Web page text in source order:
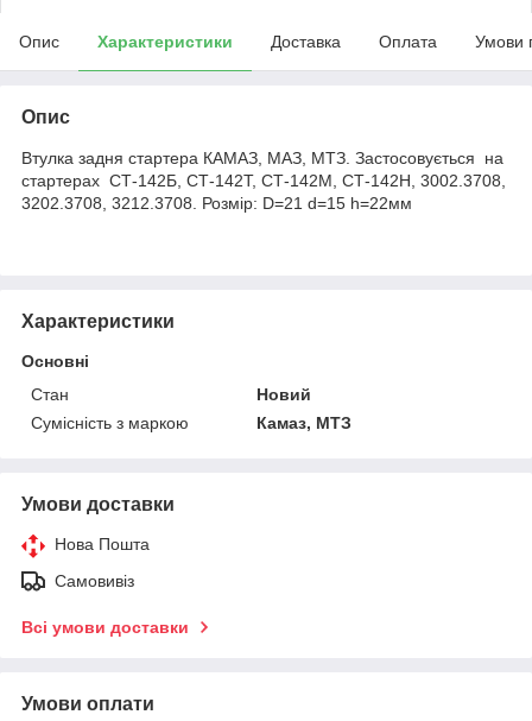
Опис Характеристики Доставка Оплата Умови
Опис
Втулка задня стартера КАМАЗ, МАЗ, МТЗ. Застосовується на
стартерах СТ-142Б, СТ-142Т, СТ-142М, СТ-142Н, 3002.3708,
3202.3708, 3212.3708. Розмір: D=21 d=15 h=22мм
Характеристики
Основні
Стан
Новий
Сумісність з маркою
Камаз, МТЗ
Умови доставки
Нова Пошта
Самовивіз
Всі умови доставки
Умови оплати